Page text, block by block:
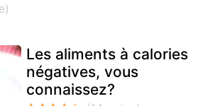
Les aliments à calories
négatives, vous
connaissez?